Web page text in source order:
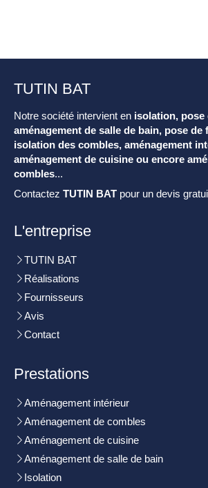
TUTIN BAT
Notre société intervient en isolation, pose
aménagement de salle de bain, pose de
isolation des combles, aménagement
aménagement de cuisine ou encore
combles...
Contactez TUTIN BAT pour un devis
L'entreprise
TUTIN BAT
Réalisations
Fournisseurs
Avis
Contact
Prestations
Aménagement intérieur
Aménagement de combles
Aménagement de cuisine
Aménagement de salle de bain
Isolation